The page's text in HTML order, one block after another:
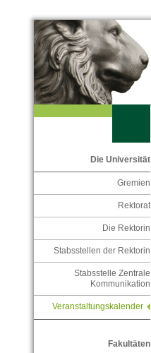
Die Universität
Gremien
Rektorat
Die Rektorin
Stabsstellen der Rektorin
Stabsstelle Zentrale
Kommunikation
Veranstaltungskalender
Fakultäten